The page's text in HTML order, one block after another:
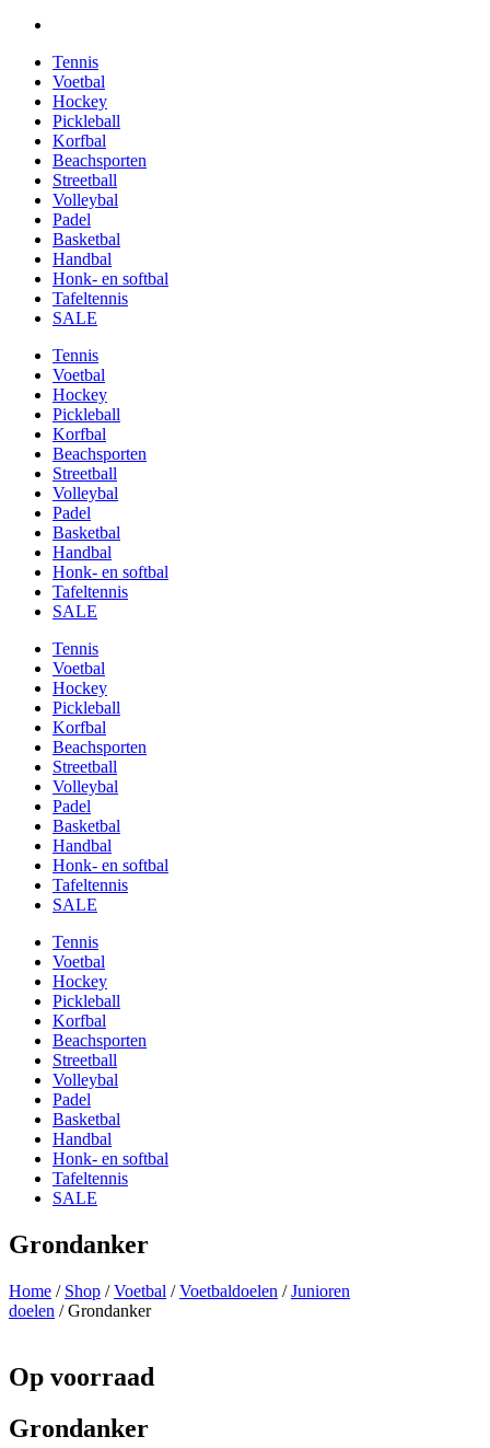
Tennis
Voetbal
Hockey
Pickleball
Korfbal
Beachsporten
Streetball
Volleybal
Padel
Basketbal
Handbal
Honk- en softbal
Tafeltennis
SALE
Tennis
Voetbal
Hockey
Pickleball
Korfbal
Beachsporten
Streetball
Volleybal
Padel
Basketbal
Handbal
Honk- en softbal
Tafeltennis
SALE
Tennis
Voetbal
Hockey
Pickleball
Korfbal
Beachsporten
Streetball
Volleybal
Padel
Basketbal
Handbal
Honk- en softbal
Tafeltennis
SALE
Tennis
Voetbal
Hockey
Pickleball
Korfbal
Beachsporten
Streetball
Volleybal
Padel
Basketbal
Handbal
Honk- en softbal
Tafeltennis
SALE
Grondanker
Home / Shop /Voetbal /Voetbaldoelen /Junioren
doelen / Grondanker
Op voorraad
Grondanker